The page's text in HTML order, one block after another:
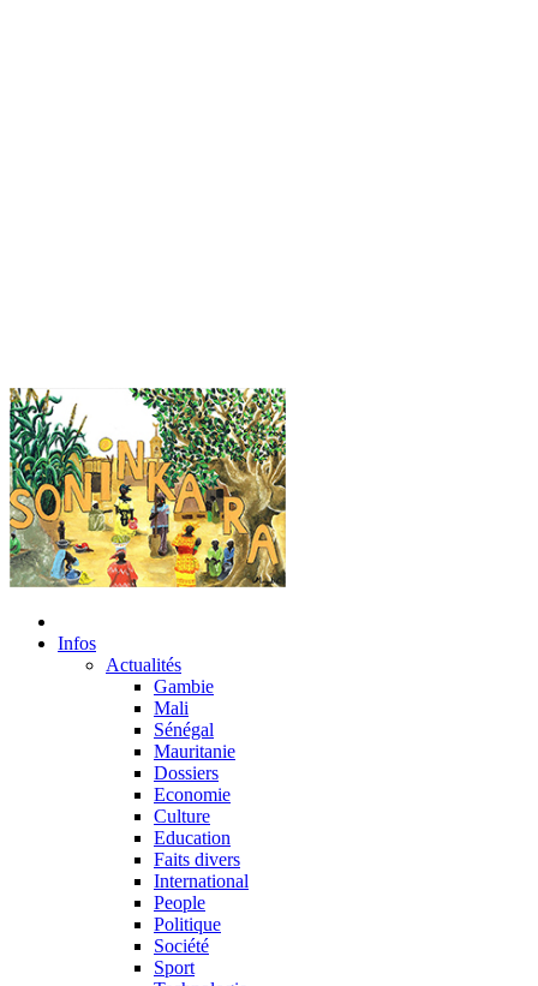
Infos
Actualités
Gambie
Mali
Sénégal
Mauritanie
Dossiers
Economie
Culture
Education
Faits divers
International
People
Politique
Société
Sport